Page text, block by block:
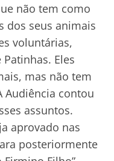
não tem como
dos seus animais
voluntárias,
Eles
mas não tem
Audiência contou
assuntos.
aprovado nas
posteriormente